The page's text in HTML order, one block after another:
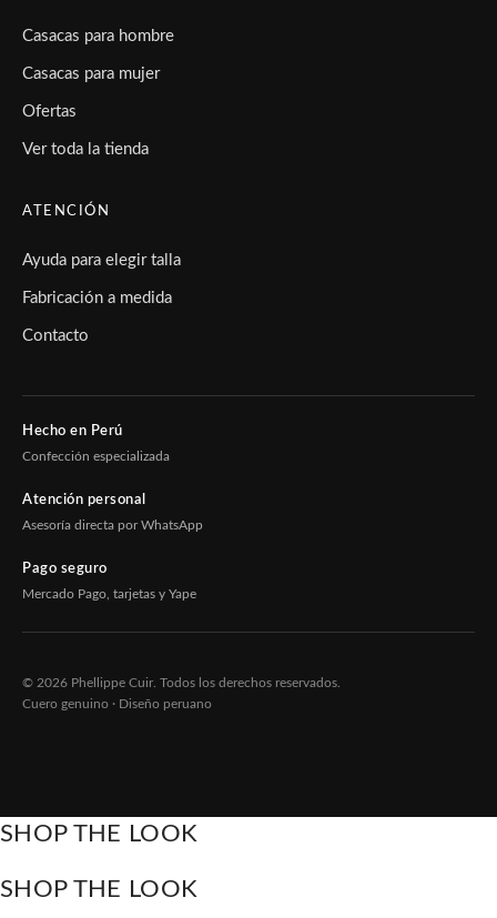
Casacas para hombre
Casacas para mujer
Ofertas
Ver toda la tienda
ATENCIÓN
Ayuda para elegir talla
Fabricación a medida
Contacto
Hecho en Perú
Confección especializada
Atención personal
Asesoría directa por WhatsApp
Pago seguro
Mercado Pago, tarjetas y Yape
© 2026 Phellippe Cuir. Todos los derechos reservados.
Cuero genuino · Diseño peruano
SHOP THE LOOK
SHOP THE LOOK